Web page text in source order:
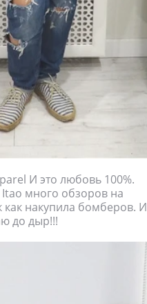
И это любовь 100%.
Itao много обзоров на
как накупила бомберов. И
до дыр!!!